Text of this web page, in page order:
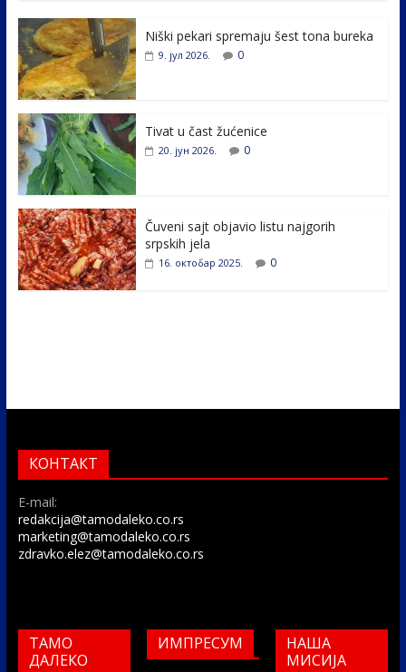
e
b
o
o
k
itt
er e
er
e
Niški pekari spremaju šest tona bureka
9. јул 2026. 0
Tivat u čast žućenice
20. јун 2026. 0
Čuveni sajt objavio listu najgorih
srpskih jela
16. октобар 2025. 0
КОНТАКТ
E-mail:
redakcija@tamodaleko.co.rs
marketing@tamodaleko.co.rs
zdravko.elez@tamodaleko.co.rs
ТАМО
ДАЛЕКО
ИМПРЕСУМ
НАША
МИСИЈА